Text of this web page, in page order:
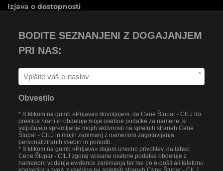
Izjava o dostopnosti
BODITE SEZNANJENI Z DOGAJANJEM
PRI NAS:
*
Obvestilo
* S klikom na gumb »Prijava« dovoljujem, da Cene Štupar - CILJ do
preklica hrani in obdeluje moje osebne podatke za namene, ki
vključujejo spremljanje mojih aktivnosti na spletnih straneh Cene
Štupar - CILJ in mojih zanimanj z namenom zagotavljanja
personaliziranih vsebin in ponudb.
* S klikom na gumb »Prijava« dajem izrecno privolitev, da lahko
Cene Štupar - CILJ zgoraj vpisane osebne podatke obdeluje z
namenom vodenja evidence zanimanja ter me po e-pošti ali telefonu